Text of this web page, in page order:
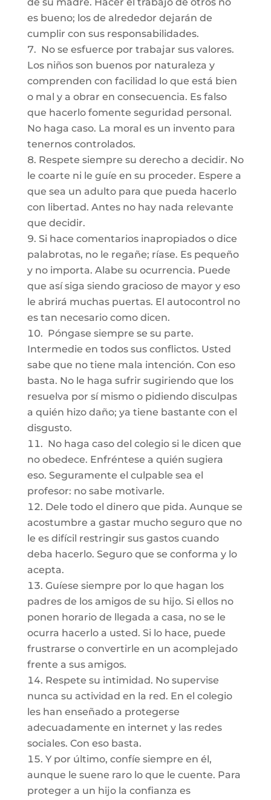
es bueno; los de alrededor dejarán de
cumplir con sus responsabilidades.
No se esfuerce por trabajar sus valores.
Los niños son buenos por naturaleza y
comprenden con facilidad lo que está bien
o mal y a obrar en consecuencia. Es falso
que hacerlo fomente seguridad personal.
No haga caso. La moral es un invento para
tenernos controlados.
Respete siempre su derecho a decidir. No
le coarte ni le guíe en su proceder. Espere a
que sea un adulto para que pueda hacerlo
con libertad. Antes no hay nada relevante
que decidir.
Si hace comentarios inapropiados o dice
palabrotas, no le regañe; ríase. Es pequeño
y no importa. Alabe su ocurrencia. Puede
que así siga siendo gracioso de mayor y eso
le abrirá muchas puertas. El autocontrol no
es tan necesario como dicen.
Póngase siempre se su parte.
Intermedie en todos sus conflictos. Usted
sabe que no tiene mala intención. Con eso
basta. No le haga sufrir sugiriendo que los
resuelva por sí mismo o pidiendo disculpas
a quién hizo daño; ya tiene bastante con el
disgusto.
No haga caso del colegio si le dicen que
no obedece. Enfréntese a quién sugiera
eso. Seguramente el culpable sea el
profesor: no sabe motivarle.
Dele todo el dinero que pida. Aunque se
acostumbre a gastar mucho seguro que no
le es difícil restringir sus gastos cuando
deba hacerlo. Seguro que se conforma y lo
acepta.
Guíese siempre por lo que hagan los
padres de los amigos de su hijo. Si ellos no
ponen horario de llegada a casa, no se le
ocurra hacerlo a usted. Si lo hace, puede
frustrarse o convertirle en un acomplejado
frente a sus amigos.
Respete su intimidad. No supervise
nunca su actividad en la red. En el colegio
les han enseñado a protegerse
adecuadamente en internet y las redes
sociales. Con eso basta.
Y por último, confíe siempre en él,
aunque le suene raro lo que le cuente. Para
proteger a un hijo la confianza es